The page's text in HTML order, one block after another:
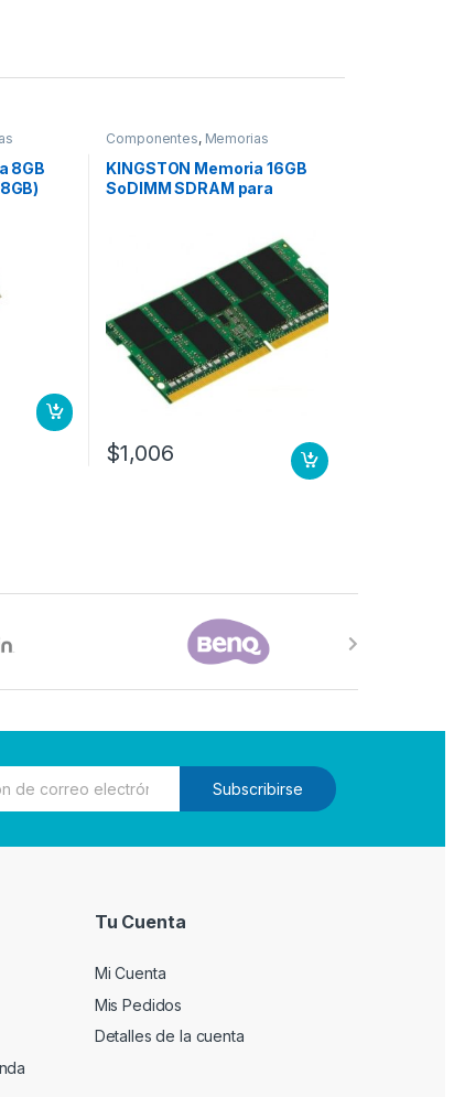
8GB
Componentes, Memorias
KINGSTON Memoria 16GB
SoDIMM SDRAM para
pin 2666 MHZ NON ECC
$1,006
Subscribirse
Tu Cuenta
Mi Cuenta
Mis Pedidos
Detalles de la cuenta